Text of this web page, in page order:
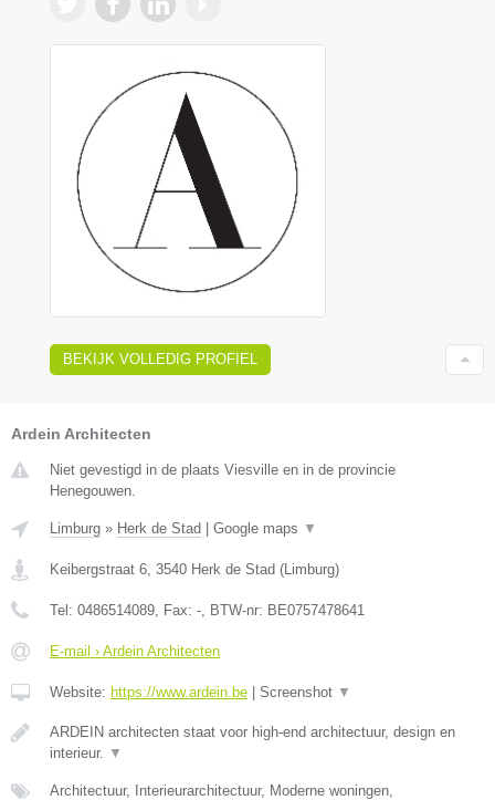
BEKIJK VOLLEDIG PROFIEL
Ardein Architecten
Niet gevestigd in de plaats Viesville en in de provincie
Henegouwen.
Limburg » Herk de Stad Google maps ▼
Keibergstraat 6 3540 Herk de Stad ( Limburg)
Tel: 0486514089 , Fax: - , BTW-nr: BE0757478641
E-mail › Ardein Architecten
Website: https://www.ardein.be Screenshot ▼
ARDEIN architecten staat voor high-end architectuur, design en
interieur.
▼
Architectuur, Interieurarchitectuur, Moderne woningen,